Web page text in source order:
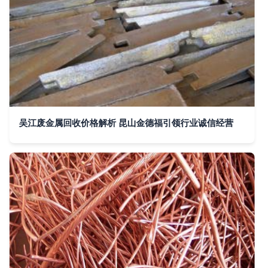
吴江废金属回收价格解析 昆山金德福引领行业诚信经营